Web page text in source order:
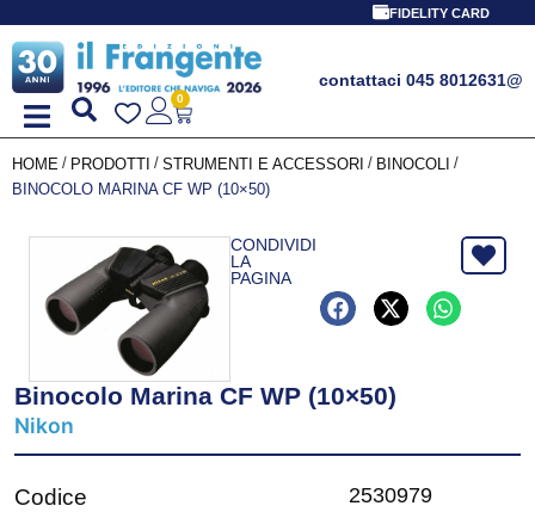
FIDELITY CARD
contattaci 045 8012631@
0
HOME / PRODOTTI / STRUMENTI E ACCESSORI / BINOCOLI
/
BINOCOLO MARINA CF WP (10×50)
CONDIVIDI
LA
PAGINA
Binocolo Marina CF WP (10×50)
Nikon
Codice 2530979